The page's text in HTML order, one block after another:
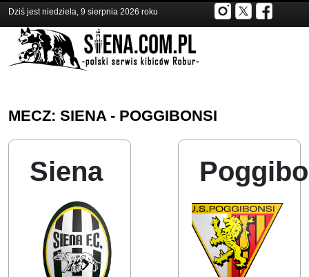
Dziś jest niedziela, 9 sierpnia 2026 roku
MECZ: SIENA - POGGIBONSI
Siena